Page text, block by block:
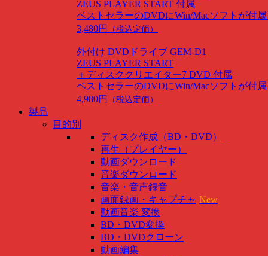
ZEUS PLAYER START 付属
ベストセラーのDVDにWin/Macソフトが付
3,480円
（税込定価）
外付け DVDドライブ GEM-D1
ZEUS PLAYER START
＋ディスククリエイター7 DVD 付属
ベストセラーのDVDにWin/Macソフトが付
4,980円
（税込定価）
製品
目的別
ディスク作成（BD・DVD）
再生（プレイヤー）
動画ダウンロード
音楽ダウンロード
音楽・音声録音
画面録画・キャプチャ New
動画音楽 変換
BD・DVD変換
BD・DVDクローン
動画編集